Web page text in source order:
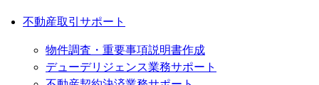
不動産取引サポート
物件調査・重要事項説明書作成
デューデリジェンス業務サポート